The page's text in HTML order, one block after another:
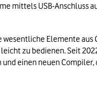
mittels USB-Anschluss
Elemente aus
zu bedienen. Seit
einen neuen Compiler,